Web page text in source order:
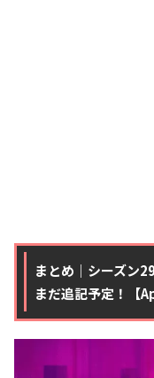
まとめ｜シーズン
まだ追記予定！【